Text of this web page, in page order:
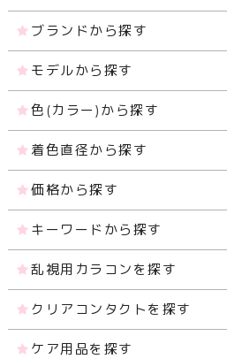
ブランドから探す
モデルから探す
色(カラー)から探す
着色直径から探す
価格から探す
キーワードから探す
乱視用カラコンを探す
クリアコンタクトを探す
ケア用品を探す